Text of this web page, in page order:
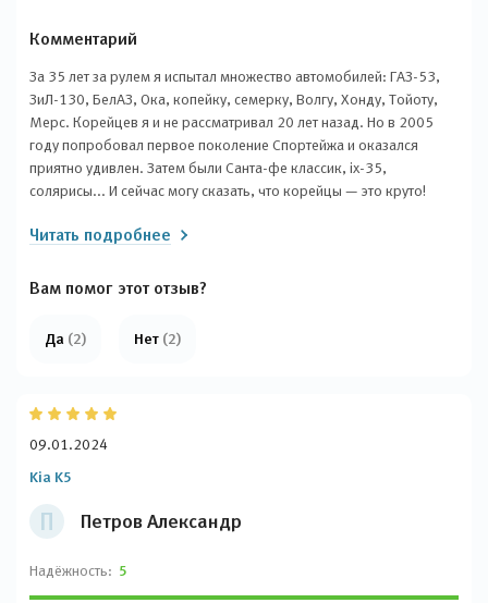
Комментарий
За 35 лет за рулем я испытал множество автомобилей: ГАЗ-53,
ЗиЛ-130, БелАЗ, Ока, копейку, семерку, Волгу, Хонду, Тойоту,
Мерс. Корейцев я и не рассматривал 20 лет назад. Но в 2005
году попробовал первое поколение Спортейжа и оказался
приятно удивлен. Затем были Санта-фе классик, ix-35,
солярисы... И сейчас могу сказать, что корейцы — это круто!
конкурентам — Toyota Camry, Ford Mondeo, Hyundai Sonata, даже
машина! Великолепный внешний вид, комфортный салон,
Читать подробнее
Вам помог этот отзыв?
Да (2) Нет (2)
П Петров Александр
Kia K5
09.01.2024
Надёжность: 5